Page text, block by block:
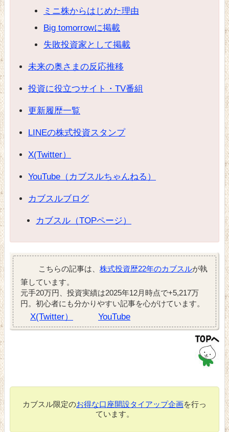
ミニ株からはじめた理由
Big tomorrowに掲載
失敗投資家として掲載
未来の奥さまの反応推移
投資に役立つサイト・TV番組
更新履歴一覧
LINEの株式投資スタンプ
X(Twitter）
YouTube（カブスルちゃんねる）
カブスルブログ
カブスル（TOPページ）
こちらの記事は、 株式投資歴22年のカブスルが執
筆しています。
元手20万円、投資実績は2025年12月時点で+5,217万
円。初心者にも分かりやすい記事を心がけています。
X(Twitter） YouTube
カブスル限定のお得な口座開設タイアップ企画を行っ
ています。